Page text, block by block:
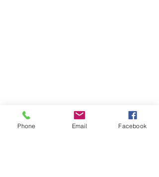
Phone Email Facebook